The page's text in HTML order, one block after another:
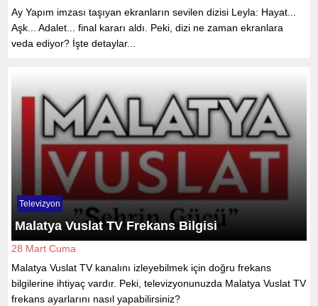
Ay Yapım imzası taşıyan ekranların sevilen dizisi Leyla: Hayat...
Aşk... Adalet... final kararı aldı. Peki, dizi ne zaman ekranlara
veda ediyor? İşte detaylar...
Televizyon
Malatya Vuslat TV Frekans Bilgisi
28 Mart Cuma
Malatya Vuslat TV kanalını izleyebilmek için doğru frekans
bilgilerine ihtiyaç vardır. Peki, televizyonunuzda Malatya Vuslat TV
frekans ayarlarını nasıl yapabilirsiniz?